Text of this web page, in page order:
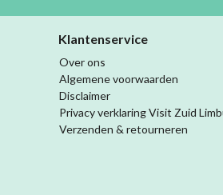
Klantenservice
Over ons
Algemene voorwaarden
Disclaimer
Privacy verklaring Visit Zuid
Verzenden & retourneren